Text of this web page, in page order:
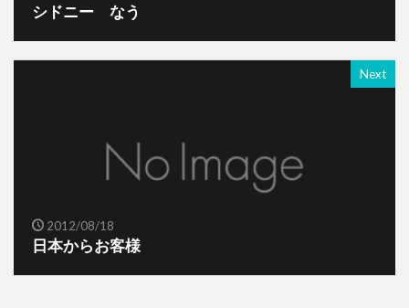
シドニー なう
Next
2012/08/18
日本からお客様